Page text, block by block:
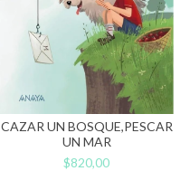
CAZAR UN BOSQUE,PESCAR
UN MAR
$820,00